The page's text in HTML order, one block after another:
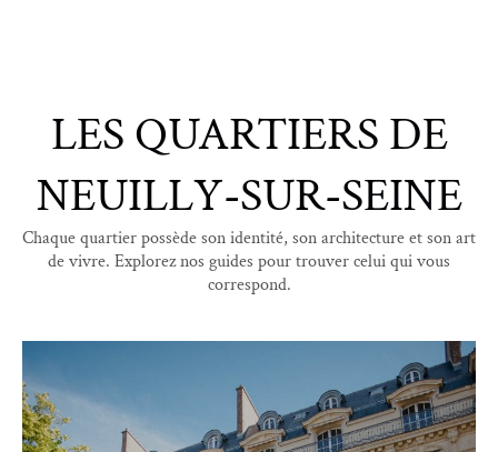
LES QUARTIERS DE
NEUILLY-SUR-SEINE
Chaque quartier possède son identité, son architecture et son art
de vivre. Explorez nos guides pour trouver celui qui vous
correspond.